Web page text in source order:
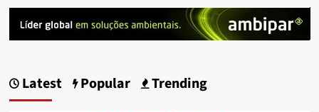
Latest Popular Trending